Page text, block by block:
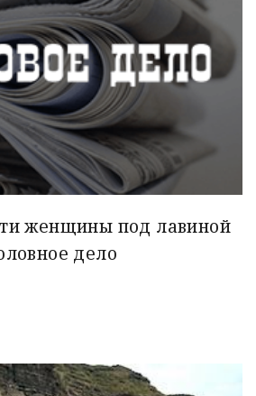
женщины под лавиной
дело